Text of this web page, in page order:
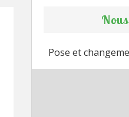
Pose et